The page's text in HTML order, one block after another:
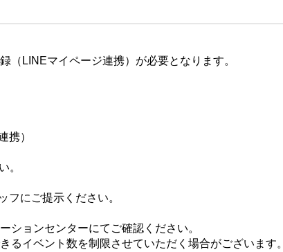
（LINEマイページ連携）が必要となります。
携）
。
フにご提示ください。
ョンセンターにてご確認ください。
イベント数を制限させていただく場合がございます。